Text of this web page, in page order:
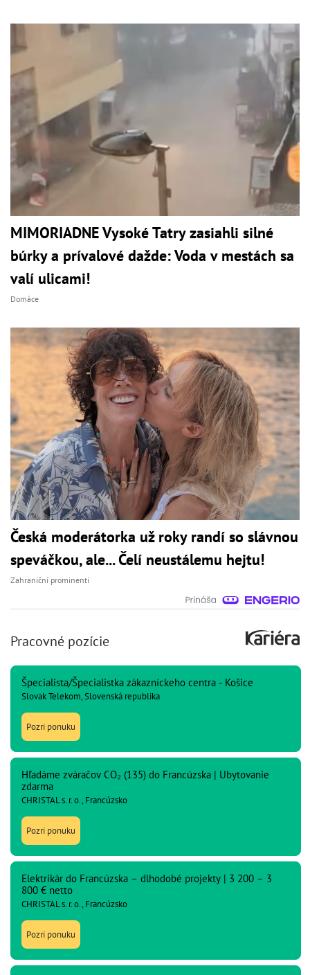
MIMORIADNE Vysoké Tatry zasiahli silné
búrky a prívalové dažde: Voda v mestách sa
valí ulicami!
Domáce
Česká moderátorka už roky randí so slávnou
speváčkou, ale... Čelí neustálemu hejtu!
Zahraniční prominenti
Pracovné pozície
Špecialista/Špecialistka zákazníckeho centra - Košice
Slovak Telekom, Slovenská republika
Pozri ponuku
Hľadáme zváračov CO₂ (135) do Francúzska | Ubytovanie
zdarma
CHRISTAL s. r. o., Francúzsko
Pozri ponuku
Elektrikár do Francúzska – dlhodobé projekty | 3 200 – 3
800 € netto
CHRISTAL s. r. o., Francúzsko
Pozri ponuku